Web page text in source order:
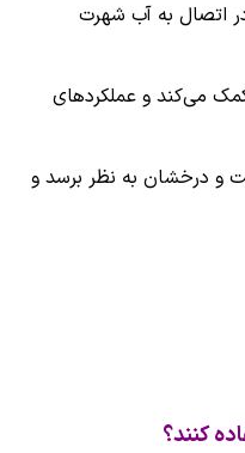
در اتصال به آب شهرت
می‌کند و عملکردهای
و درخشان به نظر برسد و
کنند؟